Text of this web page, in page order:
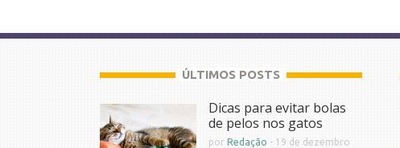
ÚLTIMOS POSTS
Dicas para evitar bolas
de pelos nos gatos
porRedação - 19 de dezembro